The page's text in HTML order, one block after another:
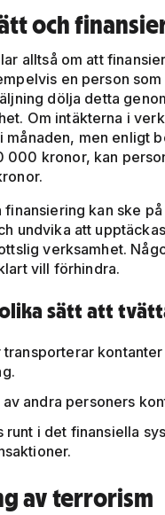
och
alltså om att
en person
dölja detta
Om intäkterna i
månaden, men enligt
000 kronor, kan
finansiering kan ske
undvika att
verksamhet.
vill förhindra.
sätt att
transporterar
andra personers
runt i det finansiella
av terrorism